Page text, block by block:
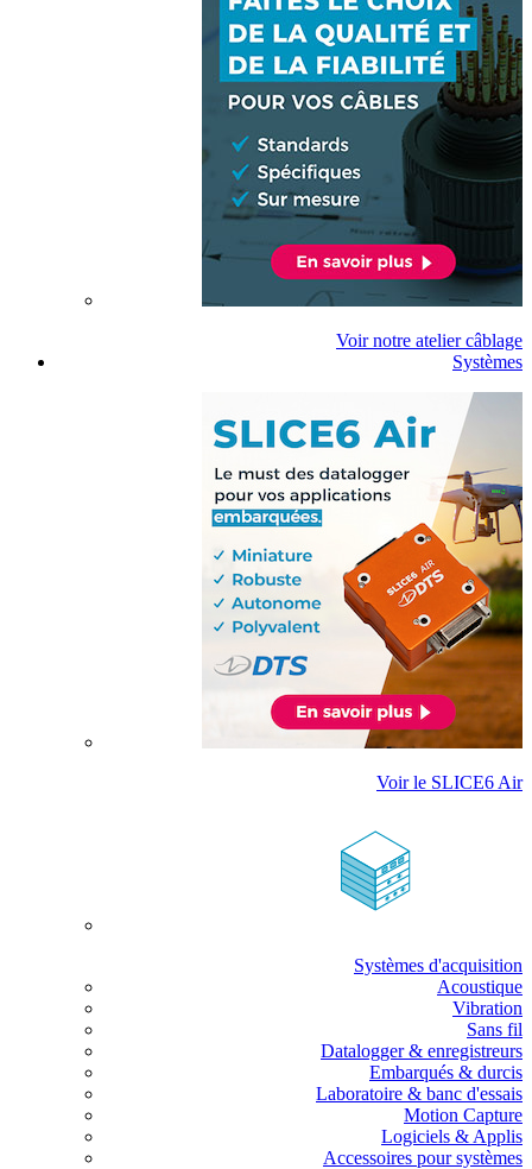
Voir notre atelier câblage
Systèmes
Voir le SLICE6 Air
Systèmes d'acquisition
Acoustique
Vibration
Sans fil
Datalogger & enregistreurs
Embarqués & durcis
Laboratoire & banc d'essais
Motion Capture
Logiciels & Applis
Accessoires pour systèmes